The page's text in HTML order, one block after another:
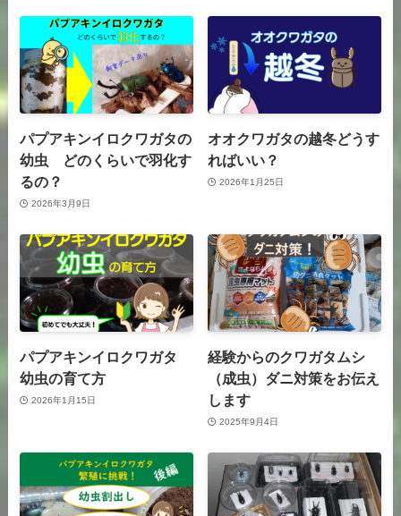
パプアキンイロクワガタの
幼虫 どのくらいで羽化す
るの？
2026年3月9日
オオクワガタの越冬どうす
ればいい？
2026年1月25日
パプアキンイロクワガタ
幼虫の育て方
2026年1月15日
経験からのクワガタムシ
（成虫）ダニ対策をお伝え
します
2025年9月4日